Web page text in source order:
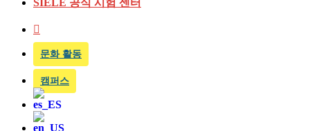
SIELE 공식 시험 센터
문화 활동
캠퍼스